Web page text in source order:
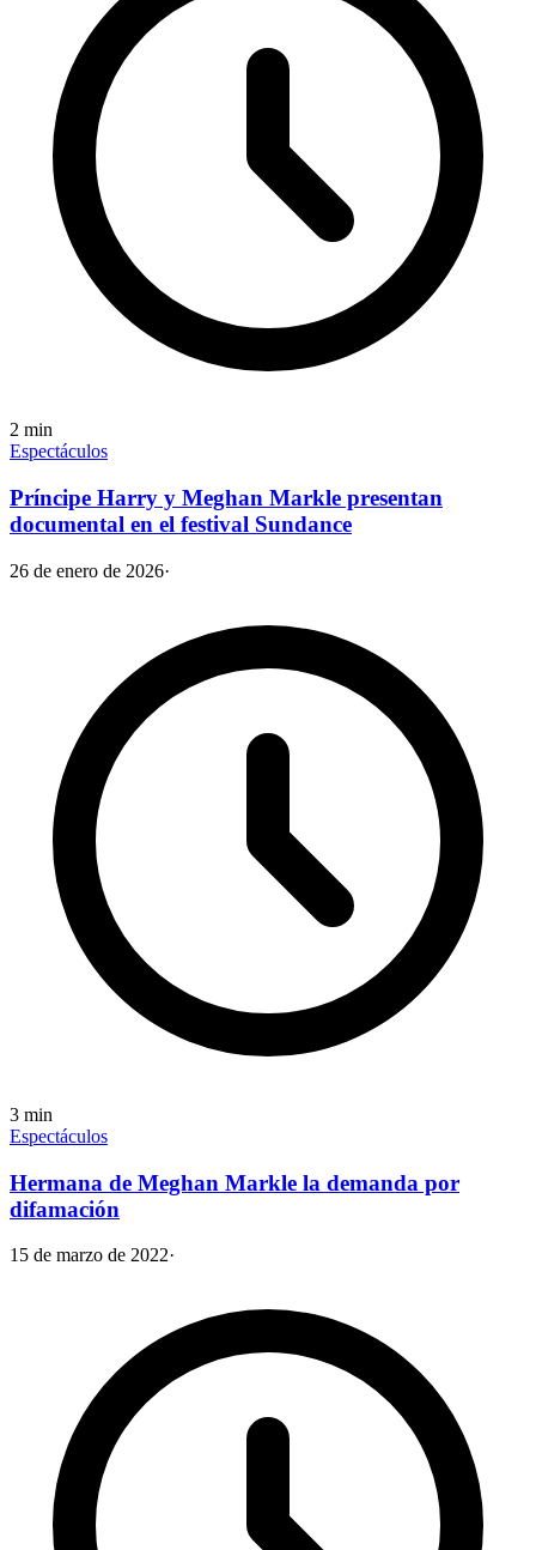
2 min
Espectáculos
Príncipe Harry y Meghan Markle presentan
documental en el festival Sundance
26 de enero de 2026·
3 min
Espectáculos
Hermana de Meghan Markle la demanda por
difamación
15 de marzo de 2022·